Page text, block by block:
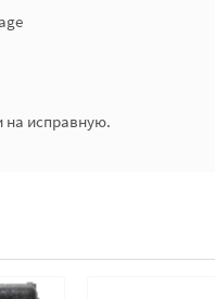
на исправную.